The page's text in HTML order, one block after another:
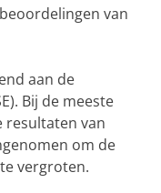
van
aan de
Bij de meeste
resultaten van
om de
vergroten.